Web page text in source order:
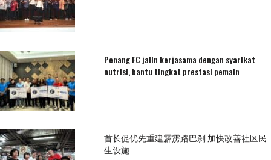
Penang FC jalin kerjasama dengan syarikat
nutrisi, bantu tingkat prestasi pemain
首长促优先重建霹雳路巴刹 加快改善社区民
生设施